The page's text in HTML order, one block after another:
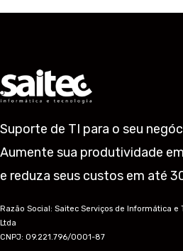
Suporte de TI para o seu
Aumente sua produtividade
e reduza seus custos em até
Razão Social: Saitec Serviços de Informática e
Ltda
CNPJ: 09.221.796/0001-87